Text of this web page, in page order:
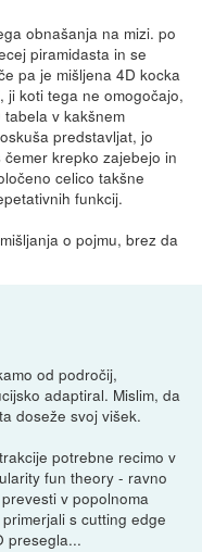
obnašanja na mizi. po
piramidasta in se
pa je mišljena 4D kocka
ji koti tega ne omogočajo,
v kakšnem
predstavljat, jo
krepko zajebejo in
celico takšne
funkcij.
o pojmu, brez da
od področij,
adaptiral. Mislim, da
doseže svoj višek.
potrebne recimo v
fun theory - ravno
v popolnoma
s cutting edge
presegla...